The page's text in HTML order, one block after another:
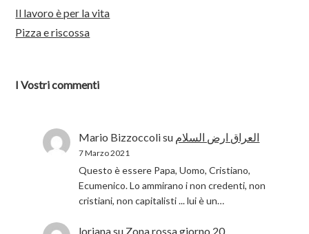
Il lavoro è per la vita
Pizza e riscossa
I Vostri commenti
Mario Bizzoccolisu العراق ارض السلام
7 Marzo 2021
Questo è essere Papa, Uomo, Cristiano,
Ecumenico. Lo ammirano i non credenti, non
cristiani, non capitalisti ... lui è un…
lorianasu Zona rossa giorno 20